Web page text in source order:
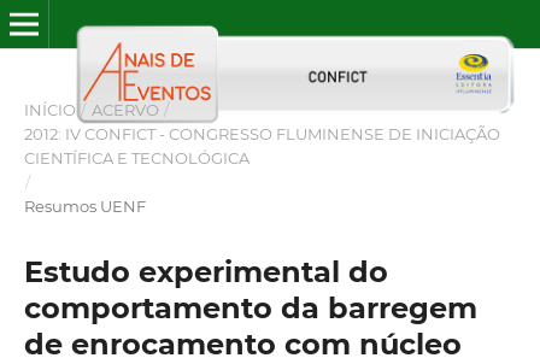
INÍCIO / ACERVO /
2012: IV CONFICT - CONGRESSO FLUMINENSE DE INICIAÇÃO
CIENTÍFICA E TECNOLÓGICA
/
Resumos UENF
Estudo experimental do
comportamento da barregem
de enrocamento com núcleo